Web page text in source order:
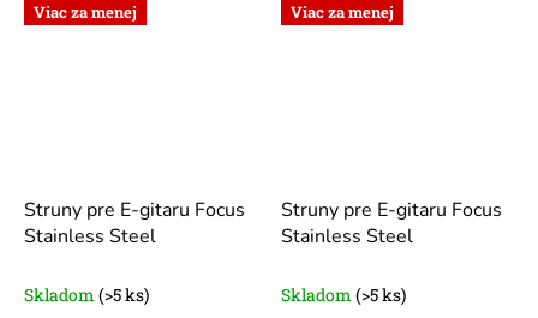
Viac za menej
Struny pre E-gitaru Focus
Stainless Steel
Skladom (>5 ks)
Viac za menej
Struny pre E-gitaru Focus
Stainless Steel
Skladom (>5 ks)